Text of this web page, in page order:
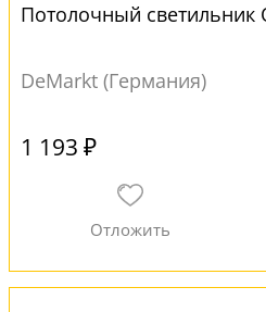
Потолочный светильник
DeMarkt (Германия)
1 193 ₽